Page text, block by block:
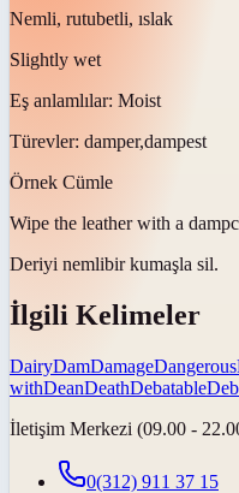
Nemli, rutubetli, ıslak
Slightly wet
Eş anlamlılar: Moist
Türevler: damper,dampest
Örnek Cümle
Wipe the leather with a damp
Deriyi nemlibir kumaşla sil.
İlgili Kelimeler
DairyDamDamageDangerous
withDeanDeathDebatable
İletişim Merkezi (09.00 -
0(312) 911 37 15